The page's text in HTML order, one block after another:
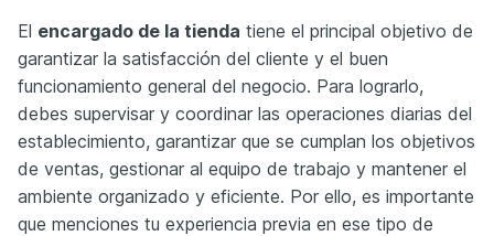
El encargado de la tienda tiene el principal objetivo de
garantizar la satisfacción del cliente y el buen
funcionamiento general del negocio. Para lograrlo,
debes supervisar y coordinar las operaciones diarias del
establecimiento, garantizar que se cumplan los objetivos
de ventas, gestionar al equipo de trabajo y mantener el
ambiente organizado y eficiente. Por ello, es importante
que menciones tu experiencia previa en ese tipo de